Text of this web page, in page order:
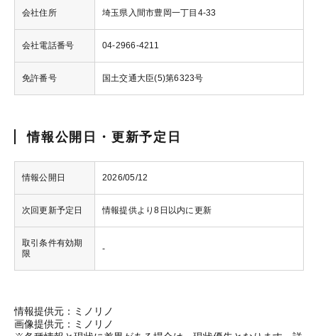
会社住所 埼玉県入間市豊岡一丁目4-33
会社電話番号 04-2966-4211
免許番号 国土交通大臣(5)第6323号
情報公開日・更新予定日
情報公開日 2026/05/12
次回更新予定日 情報提供より8日以内に更新
取引条件有効期
限
-
情報提供元：ミノリノ
画像提供元：ミノリノ